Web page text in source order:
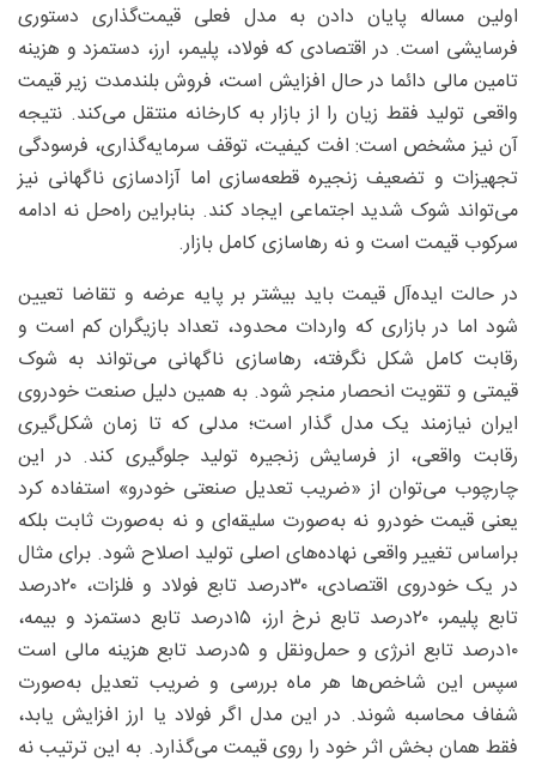
اولین مساله پایان دادن به مدل فعلی قیمت‌گذاری دستوری
فرسایشی است. در اقتصادی که فولاد، پلیمر، ارز، دستمزد و هزینه
تامین مالی دائما در حال افزایش است، فروش بلندمدت زیر قیمت
واقعی تولید فقط زیان را از بازار به کارخانه منتقل می‌کند. نتیجه
آن نیز مشخص است: افت کیفیت، توقف سرمایه‌گذاری، فرسودگی
تجهیزات و تضعیف زنجیره قطعه‌سازی اما آزادسازی ناگهانی نیز
می‌تواند شوک شدید اجتماعی ایجاد کند. بنابراین راه‌حل نه ادامه
سرکوب قیمت است و نه رهاسازی کامل بازار.
در حالت ایده‌آل قیمت باید بیشتر بر پایه عرضه و تقاضا تعیین
شود اما در بازاری که واردات محدود، تعداد بازیگران کم است و
رقابت کامل شکل نگرفته، رهاسازی ناگهانی می‌تواند به شوک
قیمتی و تقویت انحصار منجر شود. به همین دلیل صنعت خودروی
ایران نیازمند یک مدل گذار است؛ مدلی که تا زمان شکل‌گیری
رقابت واقعی، از فرسایش زنجیره تولید جلوگیری کند. در این
چارچوب می‌توان از «ضریب تعدیل صنعتی خودرو» استفاده کرد
یعنی قیمت خودرو نه به‌صورت سلیقه‌ای و نه به‌صورت ثابت بلکه
براساس تغییر واقعی نهاده‌های اصلی تولید اصلاح شود. برای مثال
در یک خودروی اقتصادی، ۳۰درصد تابع فولاد و فلزات، ۲۰‌درصد
تابع پلیمر، ۲۰‌درصد تابع نرخ ارز، ۱۵‌درصد تابع دستمزد و بیمه،
۱۰‌درصد تابع انرژی و حمل‌ونقل و ۵‌درصد تابع هزینه مالی است
سپس این شاخص‌ها هر ماه بررسی و ضریب تعدیل به‌صورت
شفاف محاسبه شوند. در این مدل اگر فولاد یا ارز افزایش یابد،
فقط همان بخش اثر خود را روی قیمت می‌گذارد. به این ترتیب نه